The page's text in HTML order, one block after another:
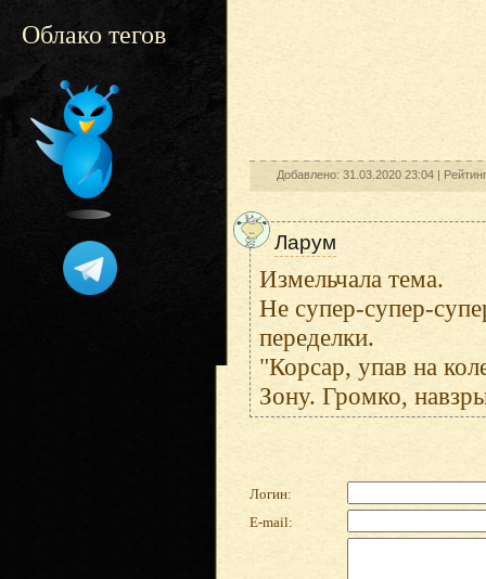
Облако тегов
Добавлено: 31.03.2020 23:04 |
Ларум
Измельчала тема.
Не супер-супер-
переделки.
"Корсар, упав на
Зону. Громко,
Логин:
E-mail: